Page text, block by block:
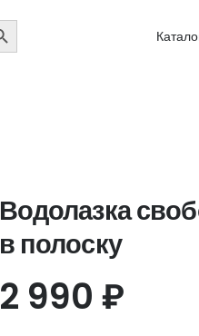
Водолазка
в полоску
2 990 ₽